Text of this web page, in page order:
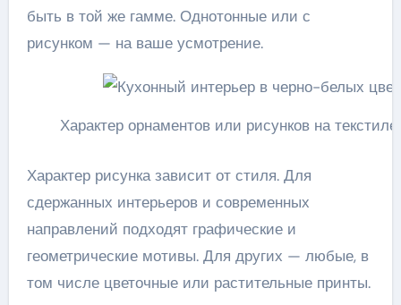
быть в той же гамме. Однотонные или с
рисунком — на ваше усмотрение.
Характер орнаментов или рисунков на
Характер рисунка зависит от стиля. Для
сдержанных интерьеров и современных
направлений подходят графические и
геометрические мотивы. Для других — любые, в
том числе цветочные или растительные принты.